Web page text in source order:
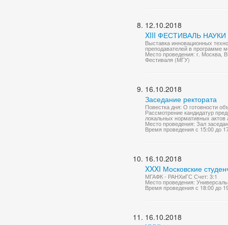
12.10.2018
XIII ФЕСТИВАЛЬ НАУКИ
Выставка инновационных
преподавателей в программе
Место проведения: г. Москва,
Фестиваля (МГУ)
16.10.2018
Заседание ректората
Повестка дня: О готовности
Рассмотрение кандидатур
локальных нормативных
Место проведения: Зал
Время проведения с 15:00 до
16.10.2018
XXXI Московские
МГАФК - РАНХиГС Счет: 3:1
Место проведения:
Время проведения с 18:00 до
16.10.2018